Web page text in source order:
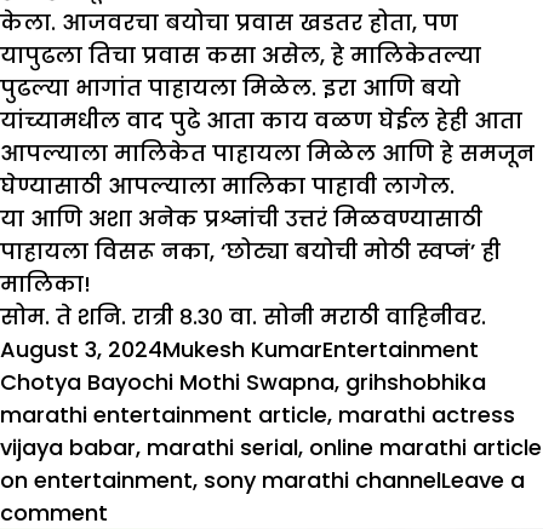
केला. आजवरचा बयोचा प्रवास खडतर होता, पण
यापुढला तिचा प्रवास कसा असेल, हे मालिकेतल्या
पुढल्या भागांत पाहायला मिळेल. इरा आणि बयो
यांच्यामधील वाद पुढे आता काय वळण घेईल हेही आता
आपल्याला मालिकेत पाहायला मिळेल आणि हे समजून
घेण्यासाठी आपल्याला मालिका पाहावी लागेल.
या आणि अशा अनेक प्रश्नांची उत्तरं मिळवण्यासाठी
पाहायला विसरू नका, ‘छोट्या बयोची मोठी स्वप्नं’ ही
मालिका!
सोम. ते शनि. रात्री ८.३० वा. सोनी मराठी वाहिनीवर.
Posted
on
August 3, 2024Author
Mukesh KumarCategories
Entertainment
Chotya Bayochi Mothi Swapna, grihshobhika
marathi entertainment article, marathi actress
vijaya babar, marathi serial, online marathi article
on entertainment, sony marathi channelLeave a
comment